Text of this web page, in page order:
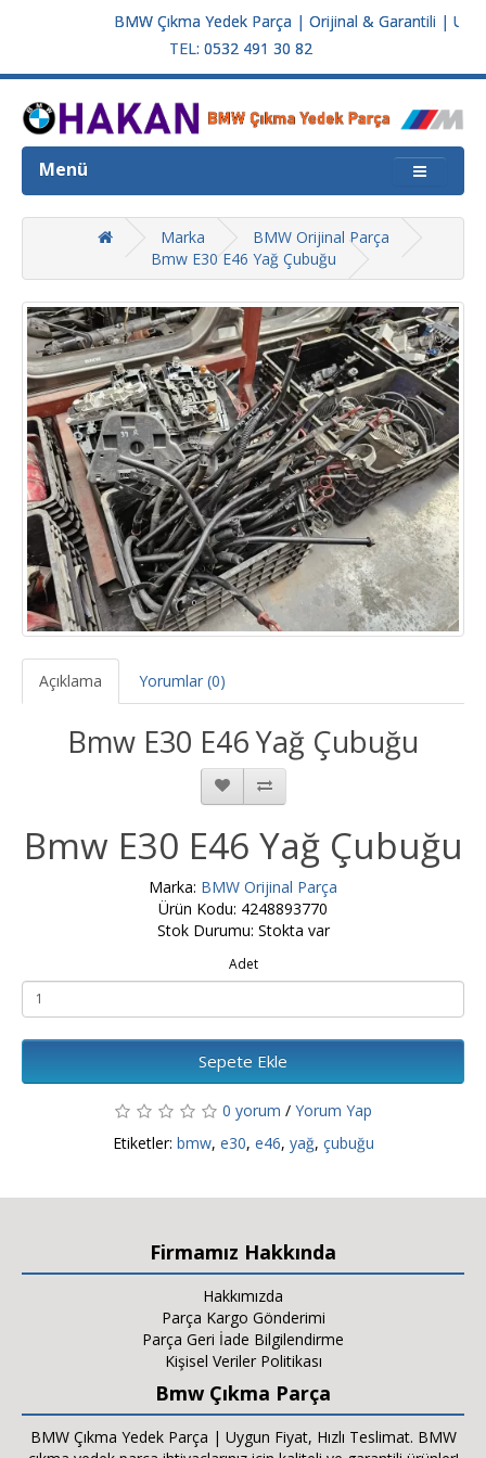
BMW Çıkma Yedek Parça | Orijinal & Garantili |
TEL: 0532 491 30 82
Menü
Marka
BMW Orijinal Parça
Bmw E30 E46 Yağ Çubuğu
Açıklama Yorumlar (0)
Bmw E30 E46 Yağ Çubuğu
Bmw E30 E46 Yağ Çubuğu
Marka: BMW Orijinal Parça
Ürün Kodu: 4248893770
Stok Durumu: Stokta var
Adet
Sepete Ekle
0 yorum / Yorum Yap
Etiketler: bmw, e30, e46, yağ, çubuğu
Firmamız Hakkında
Hakkımızda
Parça Kargo Gönderimi
Parça Geri İade Bilgilendirme
Kişisel Veriler Politikası
Bmw Çıkma Parça
BMW Çıkma Yedek Parça | Uygun Fiyat, Hızlı Teslimat. BMW